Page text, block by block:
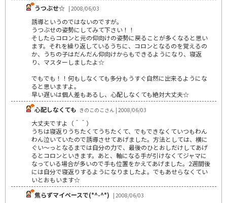
うつぶせ☆ | 2008/06/03
誘導というのではないのですが。
うつぶせの姿勢にしてみて下さい！！
そしたらコロンと元の仰向けの姿勢に戻ることが多くなると思い
ます。それを繰り返しているうちに、コロンとなるのを覚えるの
か、うちの子はだんだん仰向けからもできるようになり、寝返
り、マスターしましたよ☆
でもでも！！何もしなくても多分もうすぐ自然に出来るようにな
ると思いますよ。
早い遅いは個人差もあるし、心配しなくても絶対大丈夫☆
心配しなくても きのこのこさん | 2008/06/03
大丈夫ですよ（＾＾）
うちは寝返りうちたくてうちたくて、でもできなくていつもわん
わん泣いていたので誘導させてあげました。方法としては、横に
ぐい～っとなるまでは自分の力で、最後のひとおしだけしてあげ
るとコロンといきます。あと、軸になる手が引けなくてジャマに
なっている場合が多いので手も位置をかえてあげました。2週間後
には自分で寝返りするようになりましたよ。でもあせらなくてい
いとおもいます☆
焦らずマイペースで(*^-^*) | 2008/06/03